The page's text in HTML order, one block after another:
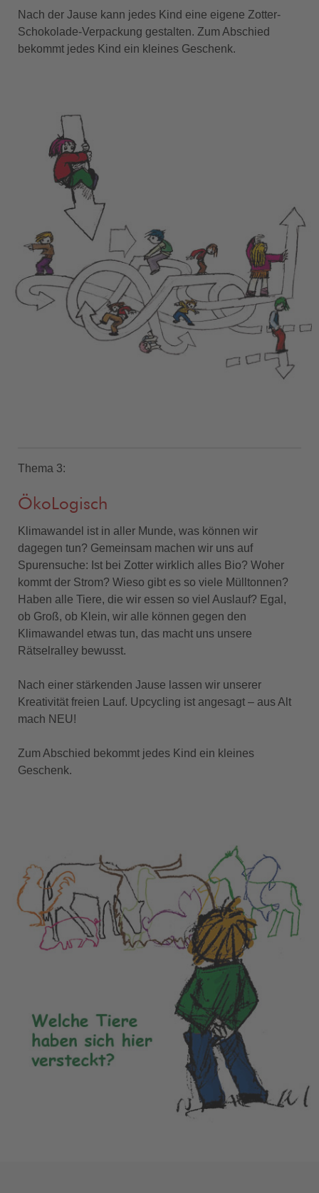
Nach der Jause kann jedes Kind eine eigene Zotter-
Schokolade-Verpackung gestalten. Zum Abschied
bekommt jedes Kind ein kleines Geschenk.
Thema 3:
ÖkoLogisch
Klimawandel ist in aller Munde, was können wir
dagegen tun? Gemeinsam machen wir uns auf
Spurensuche: Ist bei Zotter wirklich alles Bio? Woher
kommt der Strom? Wieso gibt es so viele Mülltonnen?
Haben alle Tiere, die wir essen so viel Auslauf? Egal,
ob Groß, ob Klein, wir alle können gegen den
Klimawandel etwas tun, das macht uns unsere
Rätselralley bewusst.
Nach einer stärkenden Jause lassen wir unserer
Kreativität freien Lauf­. Upcycling ist angesagt – aus Alt
mach NEU!
Zum Abschied bekommt jedes Kind ein kleines
Geschenk.